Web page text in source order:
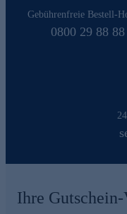
Gebührenfreie Bestell-
0800 29 88 88
Ihre